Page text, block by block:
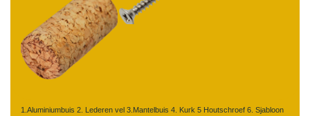
1.Aluminiumbuis 2. Lederen vel 3.Mantelbuis 4. Kurk 5 Houtschroef 6. Sjabloon